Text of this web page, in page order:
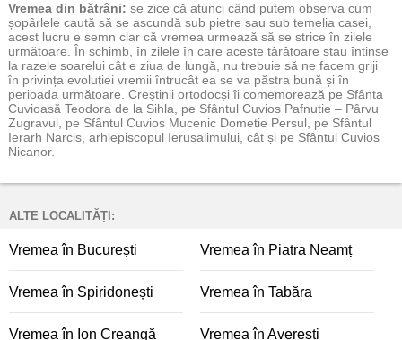
Vremea din bătrâni: se zice că atunci când putem observa cum
șopârlele caută să se ascundă sub pietre sau sub temelia casei,
acest lucru e semn clar că vremea urmează să se strice în zilele
următoare. În schimb, în zilele în care aceste târâtoare stau întinse
la razele soarelui cât e ziua de lungă, nu trebuie să ne facem griji
în privința evoluției vremii întrucât ea se va păstra bună și în
perioada următoare. Creștinii ortodocși îi comemorează pe Sfânta
Cuvioasă Teodora de la Sihla, pe Sfântul Cuvios Pafnutie – Pârvu
Zugravul, pe Sfântul Cuvios Mucenic Dometie Persul, pe Sfântul
Ierarh Narcis, arhiepiscopul Ierusalimului, cât și pe Sfântul Cuvios
Nicanor.
ALTE LOCALITĂȚI:
Vremea în București Vremea în Piatra Neamț
Vremea în Spiridonești Vremea în Tabăra
Vremea în Ion Creangă Vremea în Averești